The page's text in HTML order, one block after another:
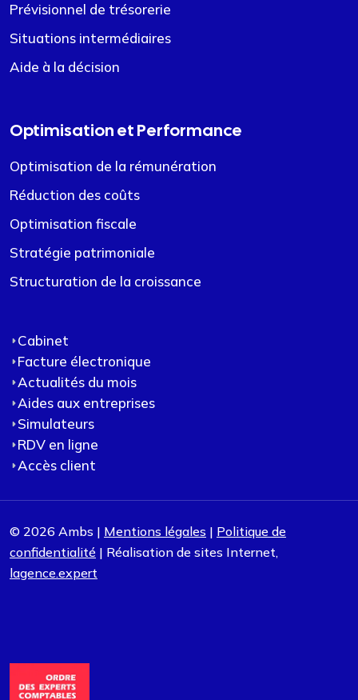
Prévisionnel de trésorerie
Situations intermédiaires
Aide à la décision
Optimisation et Performance
Optimisation de la rémunération
Réduction des coûts
Optimisation fiscale
Stratégie patrimoniale
Structuration de la croissance
Cabinet
Facture électronique
Actualités du mois
Aides aux entreprises
Simulateurs
RDV en ligne
Accès client
© 2026 Ambs | Mentions légales | Politique de
confidentialité | Réalisation de sites Internet,
lagence.expert